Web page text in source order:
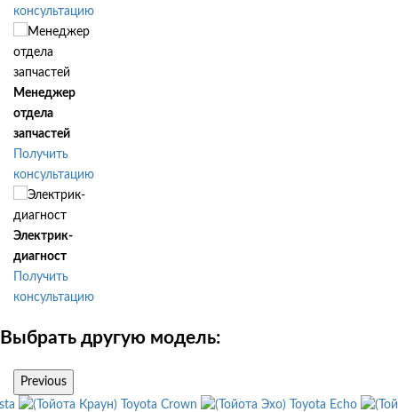
консультацию
Менеджер
отдела
запчастей
Получить
консультацию
Электрик-
диагност
Получить
консультацию
Выбрать другую модель:
Previous
Toyota Crown
Toyota Echo